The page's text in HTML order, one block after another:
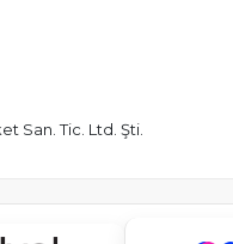
San. Tic. Ltd. Şti.